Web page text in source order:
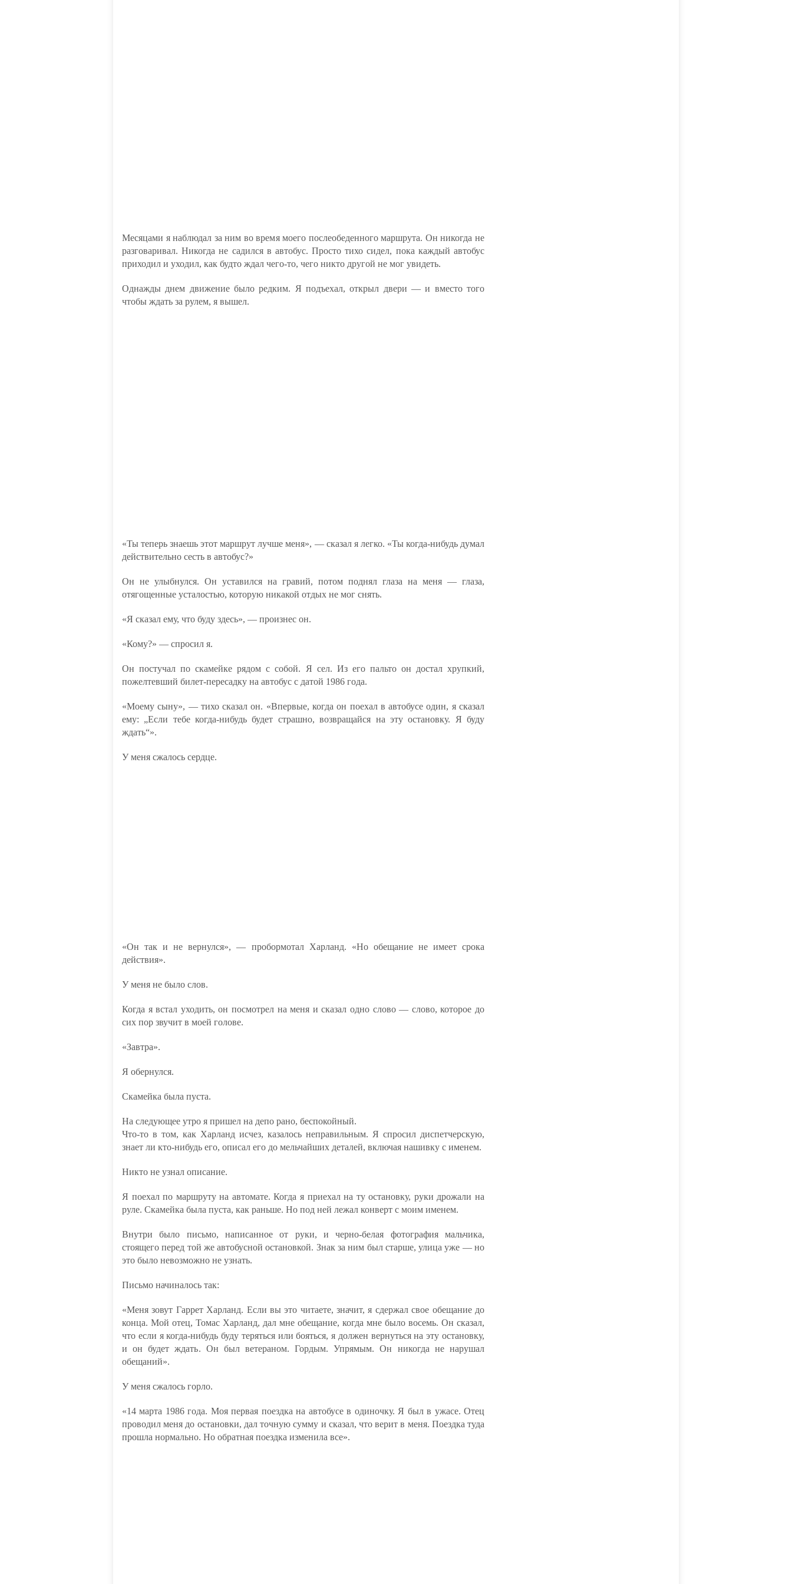
Месяцами я наблюдал за ним во время моего послеобеденного маршрута. Он никогда не
разговаривал. Никогда не садился в автобус. Просто тихо сидел, пока каждый автобус
приходил и уходил, как будто ждал чего-то, чего никто другой не мог увидеть.
Однажды днем движение было редким. Я подъехал, открыл двери — и вместо того
чтобы ждать за рулем, я вышел.
«Ты теперь знаешь этот маршрут лучше меня», — сказал я легко. «Ты когда-нибудь думал
действительно сесть в автобус?»
Он не улыбнулся. Он уставился на гравий, потом поднял глаза на меня — глаза,
отягощенные усталостью, которую никакой отдых не мог снять.
«Я сказал ему, что буду здесь», — произнес он.
«Кому?» — спросил я.
Он постучал по скамейке рядом с собой. Я сел. Из его пальто он достал хрупкий,
пожелтевший билет-пересадку на автобус с датой 1986 года.
«Моему сыну», — тихо сказал он. «Впервые, когда он поехал в автобусе один, я сказал
ему: „Если тебе когда-нибудь будет страшно, возвращайся на эту остановку. Я буду
ждать“».
У меня сжалось сердце.
«Он так и не вернулся», — пробормотал Харланд. «Но обещание не имеет срока
действия».
У меня не было слов.
Когда я встал уходить, он посмотрел на меня и сказал одно слово — слово, которое до
сих пор звучит в моей голове.
«Завтра».
Я обернулся.
Скамейка была пуста.
На следующее утро я пришел на депо рано, беспокойный.
Что-то в том, как Харланд исчез, казалось неправильным. Я спросил диспетчерскую,
знает ли кто-нибудь его, описал его до мельчайших деталей, включая нашивку с именем.
Никто не узнал описание.
Я поехал по маршруту на автомате. Когда я приехал на ту остановку, руки дрожали на
руле. Скамейка была пуста, как раньше. Но под ней лежал конверт с моим именем.
Внутри было письмо, написанное от руки, и черно-белая фотография мальчика,
стоящего перед той же автобусной остановкой. Знак за ним был старше, улица уже — но
это было невозможно не узнать.
Письмо начиналось так:
«Меня зовут Гаррет Харланд. Если вы это читаете, значит, я сдержал свое обещание до
конца. Мой отец, Томас Харланд, дал мне обещание, когда мне было восемь. Он сказал,
что если я когда-нибудь буду теряться или бояться, я должен вернуться на эту остановку,
и он будет ждать. Он был ветераном. Гордым. Упрямым. Он никогда не нарушал
обещаний».
У меня сжалось горло.
«14 марта 1986 года. Моя первая поездка на автобусе в одиночку. Я был в ужасе. Отец
проводил меня до остановки, дал точную сумму и сказал, что верит в меня. Поездка туда
прошла нормально. Но обратная поездка изменила все».